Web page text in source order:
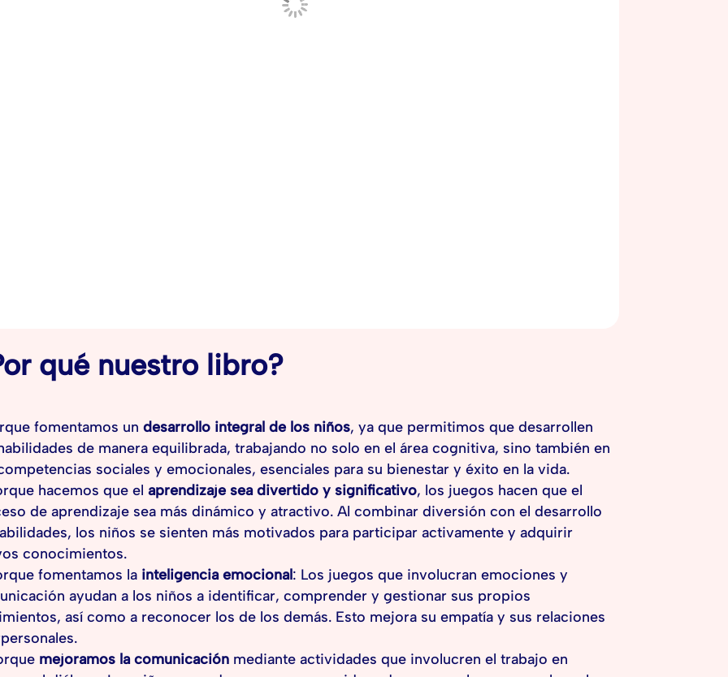
qué nuestro libro?
fomentamos undesarrollo integral de los niños, ya que permitimos que desarrollen
de manera equilibrada, trabajando no solo en el área cognitiva, sino también en
sociales y emocionales, esenciales para su bienestar y éxito en la vida.
hacemos que el aprendizaje sea divertido y significativo, los juegos hacen que el
de aprendizaje sea más dinámico y atractivo. Al combinar diversión con el desarrollo
los niños se sienten más motivados para participar activamente y adquirir
conocimientos.
fomentamos la inteligencia emocional: Los juegos que involucran emociones y
ayudan a los niños a identificar, comprender y gestionar sus propios
así como a reconocer los de los demás. Esto mejora su empatía y sus relaciones
mejoramos la comunicación mediante actividades que involucren el trabajo en